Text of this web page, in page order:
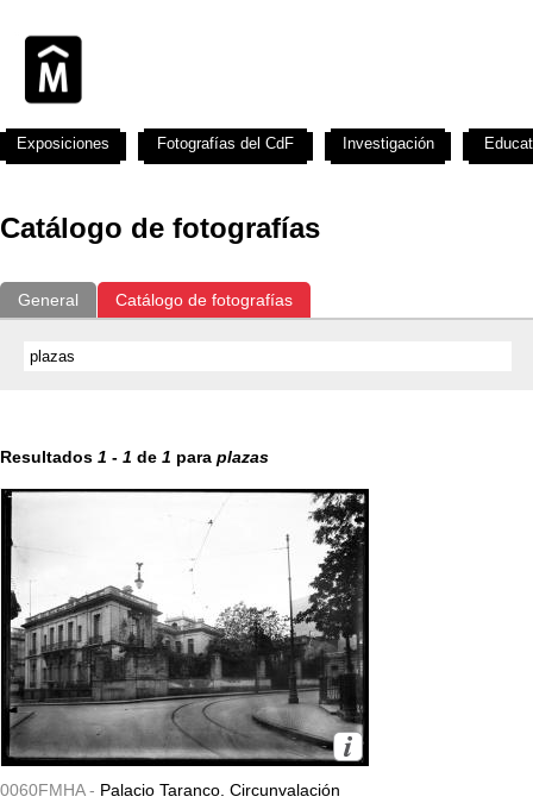
Catálogo de fotografías
General Catálogo de fotografías
Resultados 1 - 1 de 1 para plazas
0060FMHA - Palacio Taranco. Circunvalación
Exposiciones Fotografías del CdF Investigación